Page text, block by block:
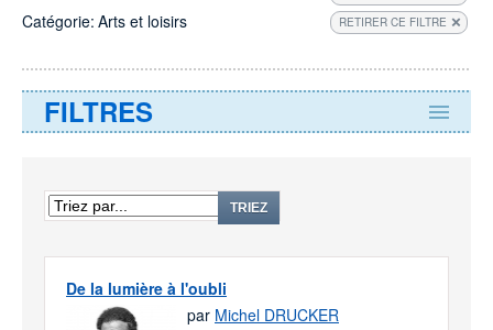
Catégorie: Arts et loisirs RETIRER CE FILTRE
FILTRES
TRIEZ
De la lumière à l'oubli
par Michel DRUCKER